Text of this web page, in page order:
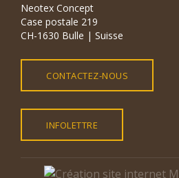
Neotex Concept
Case postale 219
CH-1630 Bulle | Suisse
CONTACTEZ-NOUS
INFOLETTRE